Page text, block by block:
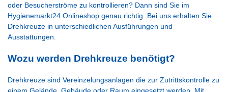
oder Besucherströme zu kontrollieren? Dann sind Sie im
Hygienemarkt24 Onlineshop genau richtig. Bei uns erhalten Sie
Drehkreuze in unterschiedlichen Ausführungen und
Ausstattungen.
Wozu werden Drehkreuze benötigt?
Drehkreuze sind Vereinzelungsanlagen die zur Zutrittskontrolle zu